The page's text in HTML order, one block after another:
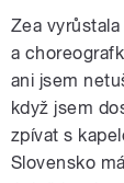
Zea
a
ani jsem
když jsem
zpívat s
Slovensko